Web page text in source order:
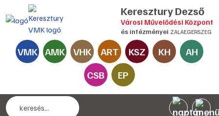
Keresztury Dezső
Városi Művelődési Központ
és intézményei ZALAEGERSZEG
VMK AMK VHK ART KSZ KH
AH
CSB
EP